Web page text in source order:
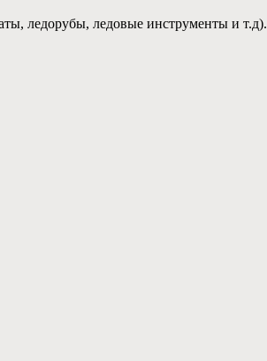
ледорубы, ледовые инструменты и т.д).